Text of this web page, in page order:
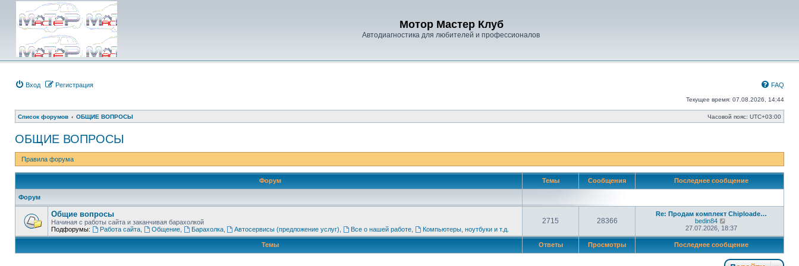
Мотор Мастер Клуб
Автодиагностика для любителей и профессионалов
Вход Регистрация FAQ
Текущее время: 07.08.2026, 14:44
Список форумов ОБЩИЕ ВОПРОСЫ Часовой пояс: UTC+03:00
ОБЩИЕ ВОПРОСЫ
Правила форума
Форум Темы Сообщения Последнее сообщение
Форум
Общие вопросы
Начиная с работы сайта и заканчивая барахолкой
Подфорумы:
Работа сайта, Общение, Барахолка, Автосервисы (предложение услуг) Все о нашей работе Компьютеры, ноутбуки и т.д.
2715 28366
Re: Продам комплект Chiploade…
bedin84
е
р
е
й
т
и
27.07.2026, 18:37
Темы Ответы Просмотры Последнее сообщение